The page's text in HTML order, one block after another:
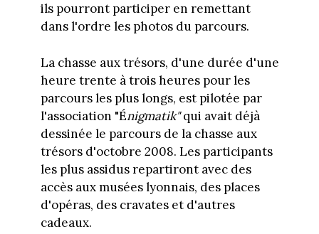
ils pourront participer en remettant
dans l'ordre les photos du parcours.
La chasse aux trésors, d'une durée d'une
heure trente à trois heures pour les
parcours les plus longs, est pilotée par
l'association "Énigmatik"qui avait déjà
dessinée le parcours de la chasse aux
trésors d'octobre 2008. Les participants
les plus assidus repartiront avec des
accès aux musées lyonnais, des places
d'opéras, des cravates et d'autres
cadeaux.